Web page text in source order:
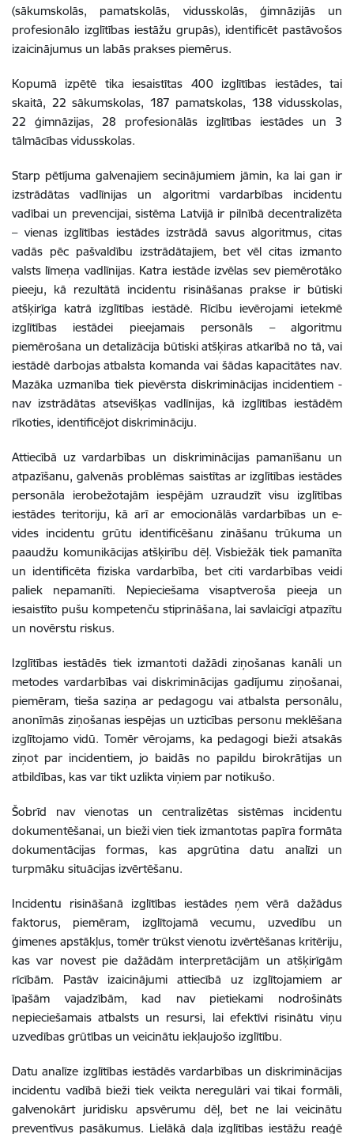
(sākumskolās, pamatskolās, vidusskolās, ģimnāzijās un
profesionālo izglītības iestāžu grupās), identificēt pastāvošos
izaicinājumus un labās prakses piemērus.
Kopumā izpētē tika iesaistītas 400 izglītības iestādes, tai
skaitā, 22 sākumskolas, 187 pamatskolas, 138 vidusskolas,
22 ģimnāzijas, 28 profesionālās izglītības iestādes un 3
tālmācības vidusskolas.
Starp pētījuma galvenajiem secinājumiem jāmin, ka lai gan ir
izstrādātas vadlīnijas un algoritmi vardarbības incidentu
vadībai un prevencijai, sistēma Latvijā ir pilnībā decentralizēta
– vienas izglītības iestādes izstrādā savus algoritmus, citas
vadās pēc pašvaldību izstrādātajiem, bet vēl citas izmanto
valsts līmeņa vadlīnijas. Katra iestāde izvēlas sev piemērotāko
pieeju, kā rezultātā incidentu risināšanas prakse ir būtiski
atšķirīga katrā izglītības iestādē. Rīcību ievērojami ietekmē
izglītības iestādei pieejamais personāls – algoritmu
piemērošana un detalizācija būtiski atšķiras atkarībā no tā, vai
iestādē darbojas atbalsta komanda vai šādas kapacitātes nav.
Mazāka uzmanība tiek pievērsta diskriminācijas incidentiem -
nav izstrādātas atsevišķas vadlīnijas, kā izglītības iestādēm
rīkoties, identificējot diskrimināciju.
Attiecībā uz vardarbības un diskriminācijas pamanīšanu un
atpazīšanu, galvenās problēmas saistītas ar izglītības iestādes
personāla ierobežotajām iespējām uzraudzīt visu izglītības
iestādes teritoriju, kā arī ar emocionālās vardarbības un e-
vides incidentu grūtu identificēšanu zināšanu trūkuma un
paaudžu komunikācijas atšķirību dēļ. Visbiežāk tiek pamanīta
un identificēta fiziska vardarbība, bet citi vardarbības veidi
paliek nepamanīti. Nepieciešama visaptveroša pieeja un
iesaistīto pušu kompetenču stiprināšana, lai savlaicīgi atpazītu
un novērstu riskus.
Izglītības iestādēs tiek izmantoti dažādi ziņošanas kanāli un
metodes vardarbības vai diskriminācijas gadījumu ziņošanai,
piemēram, tieša saziņa ar pedagogu vai atbalsta personālu,
anonīmās ziņošanas iespējas un uzticības personu meklēšana
izglītojamo vidū. Tomēr vērojams, ka pedagogi bieži atsakās
ziņot par incidentiem, jo baidās no papildu birokrātijas un
atbildības, kas var tikt uzlikta viņiem par notikušo.
Šobrīd nav vienotas un centralizētas sistēmas incidentu
dokumentēšanai, un bieži vien tiek izmantotas papīra formāta
dokumentācijas formas, kas apgrūtina datu analīzi un
turpmāku situācijas izvērtēšanu.
Incidentu risināšanā izglītības iestādes ņem vērā dažādus
faktorus, piemēram, izglītojamā vecumu, uzvedību un
ģimenes apstākļus, tomēr trūkst vienotu izvērtēšanas kritēriju,
kas var novest pie dažādām interpretācijām un atšķirīgām
rīcībām. Pastāv izaicinājumi attiecībā uz izglītojamiem ar
īpašām vajadzībām, kad nav pietiekami nodrošināts
nepieciešamais atbalsts un resursi, lai efektīvi risinātu viņu
uzvedības grūtības un veicinātu iekļaujošo izglītību.
Datu analīze izglītības iestādēs vardarbības un diskriminācijas
incidentu vadībā bieži tiek veikta neregulāri vai tikai formāli,
galvenokārt juridisku apsvērumu dēļ, bet ne lai veicinātu
preventīvus pasākumus. Lielākā daļa izglītības iestāžu reaģē